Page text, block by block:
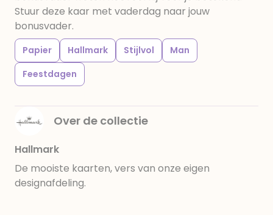
Stuur deze kaar met vaderdag naar jouw
bonusvader.
Papier Hallmark Stijlvol
Man
Feestdagen
Over de collectie
Hallmark
De mooiste kaarten, vers van onze eigen
designafdeling.